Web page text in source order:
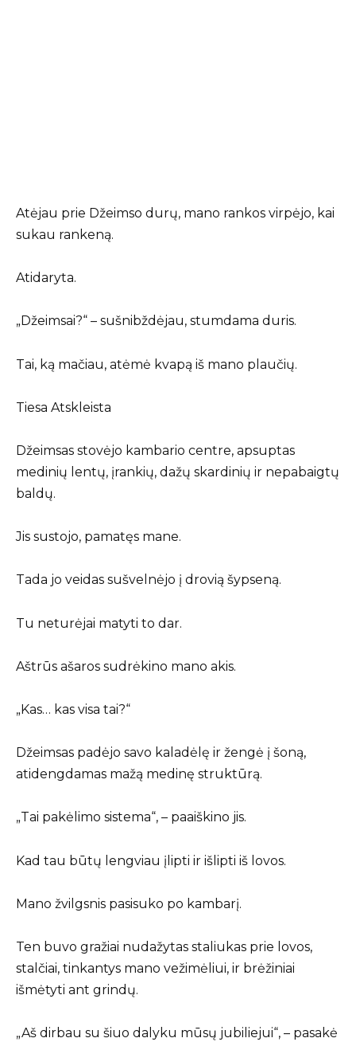
Atėjau prie Džeimso durų, mano rankos virpėjo, kai
sukau rankeną.
Atidaryta.
„Džeimsai?“ – sušnibždėjau, stumdama duris.
Tai, ką mačiau, atėmė kvapą iš mano plaučių.
Tiesa Atskleista
Džeimsas stovėjo kambario centre, apsuptas
medinių lentų, įrankių, dažų skardinių ir nepabaigtų
baldų.
Jis sustojo, pamatęs mane.
Tada jo veidas sušvelnėjo į drovią šypseną.
Tu neturėjai matyti to dar.
Aštrūs ašaros sudrėkino mano akis.
„Kas… kas visa tai?“
Džeimsas padėjo savo kaladėlę ir žengė į šoną,
atidengdamas mažą medinę struktūrą.
„Tai pakėlimo sistema“, – paaiškino jis.
Kad tau būtų lengviau įlipti ir išlipti iš lovos.
Mano žvilgsnis pasisuko po kambarį.
Ten buvo gražiai nudažytas staliukas prie lovos,
stalčiai, tinkantys mano vežimėliui, ir brėžiniai
išmėtyti ant grindų.
„Aš dirbau su šiuo dalyku mūsų jubiliejui“, – pasakė